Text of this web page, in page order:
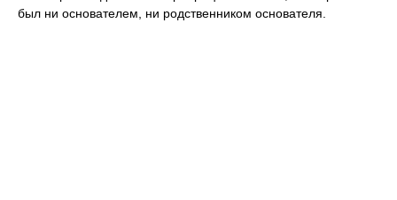
был ни основателем, ни родственником основателя.